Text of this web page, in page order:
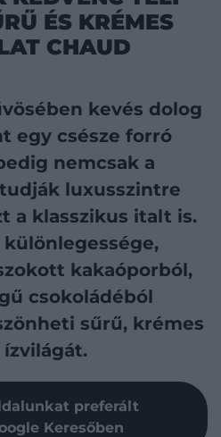
ÉS KRÉMES
CHAUD
kevés dolog
egy csésze forró
nemcsak a
tudják luxusszintre
a klasszikus italt is.
kakaóporból,
csokoládéból
sűrű, krémes
ízvilágát.
preferált
Keresőben